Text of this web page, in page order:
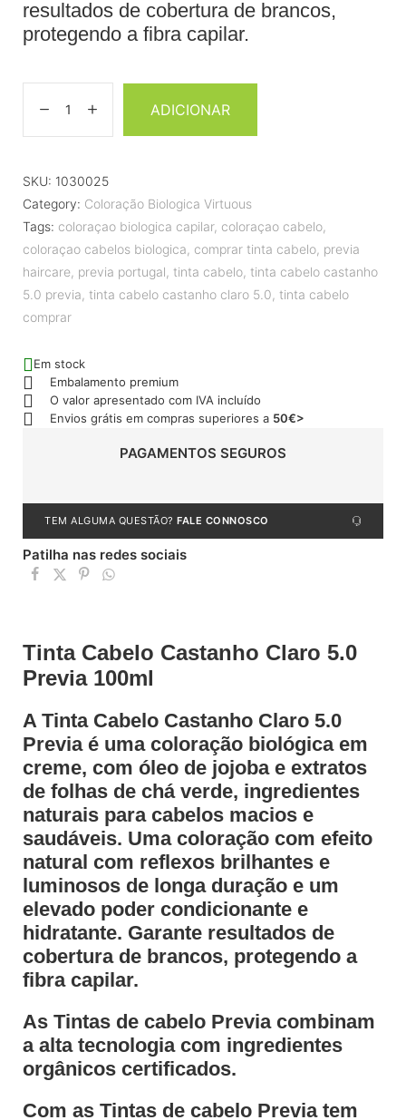
resultados de cobertura de brancos,
protegendo a fibra capilar.
ADICIONAR
SKU: 1030025
Category: Coloração Biologica Virtuous
Tags: coloraçao biologica capilar, coloraçao cabelo,
coloraçao cabelos biologica, comprar tinta cabelo, previa
haircare, previa portugal, tinta cabelo, tinta cabelo castanho
5.0 previa, tinta cabelo castanho claro 5.0, tinta cabelo
comprar
Em stock
Embalamento premium
O valor apresentado com IVA incluído
Envios grátis em compras superiores a 50€>
PAGAMENTOS SEGUROS
TEM ALGUMA QUESTÃO? FALE CONNOSCO
Patilha nas redes sociais
Tinta Cabelo Castanho Claro 5.0
Previa 100ml
A Tinta Cabelo Castanho Claro 5.0
Previa é uma coloração biológica em
creme, com óleo de jojoba e extratos
de folhas de chá verde, ingredientes
naturais para cabelos macios e
saudáveis. Uma coloração com efeito
natural com reflexos brilhantes e
luminosos de longa duração e um
elevado poder condicionante e
hidratante. Garante resultados de
cobertura de brancos, protegendo a
fibra capilar.
As Tintas de cabelo Previa combinam
a alta tecnologia com ingredientes
orgânicos certificados.
Com as Tintas de cabelo Previa tem